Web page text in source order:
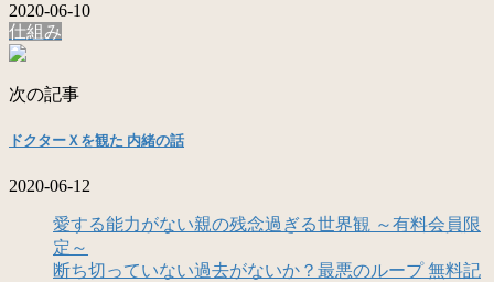
2020-06-10
仕組み
次の記事
ドクターＸを観た 内緒の話
2020-06-12
愛する能力がない親の残念過ぎる世界観 ～有料会員限
定～
断ち切っていない過去がないか？最悪のループ 無料記